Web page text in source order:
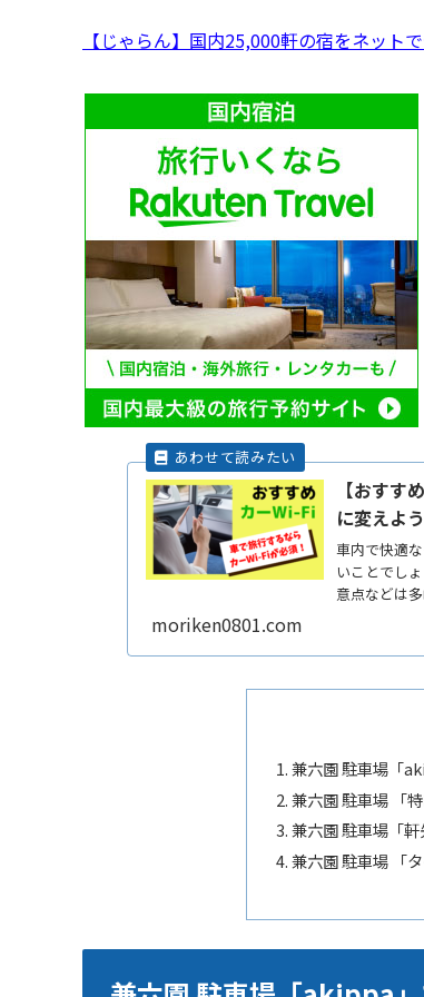
【じゃらん】国内25,000軒の宿をネット
【おすす
に変えよ
車内で快適
いことでし
意点などは
moriken0801.com
兼六園 駐車場「
兼六園 駐車場 「
兼六園 駐車場「
兼六園 駐車場 「